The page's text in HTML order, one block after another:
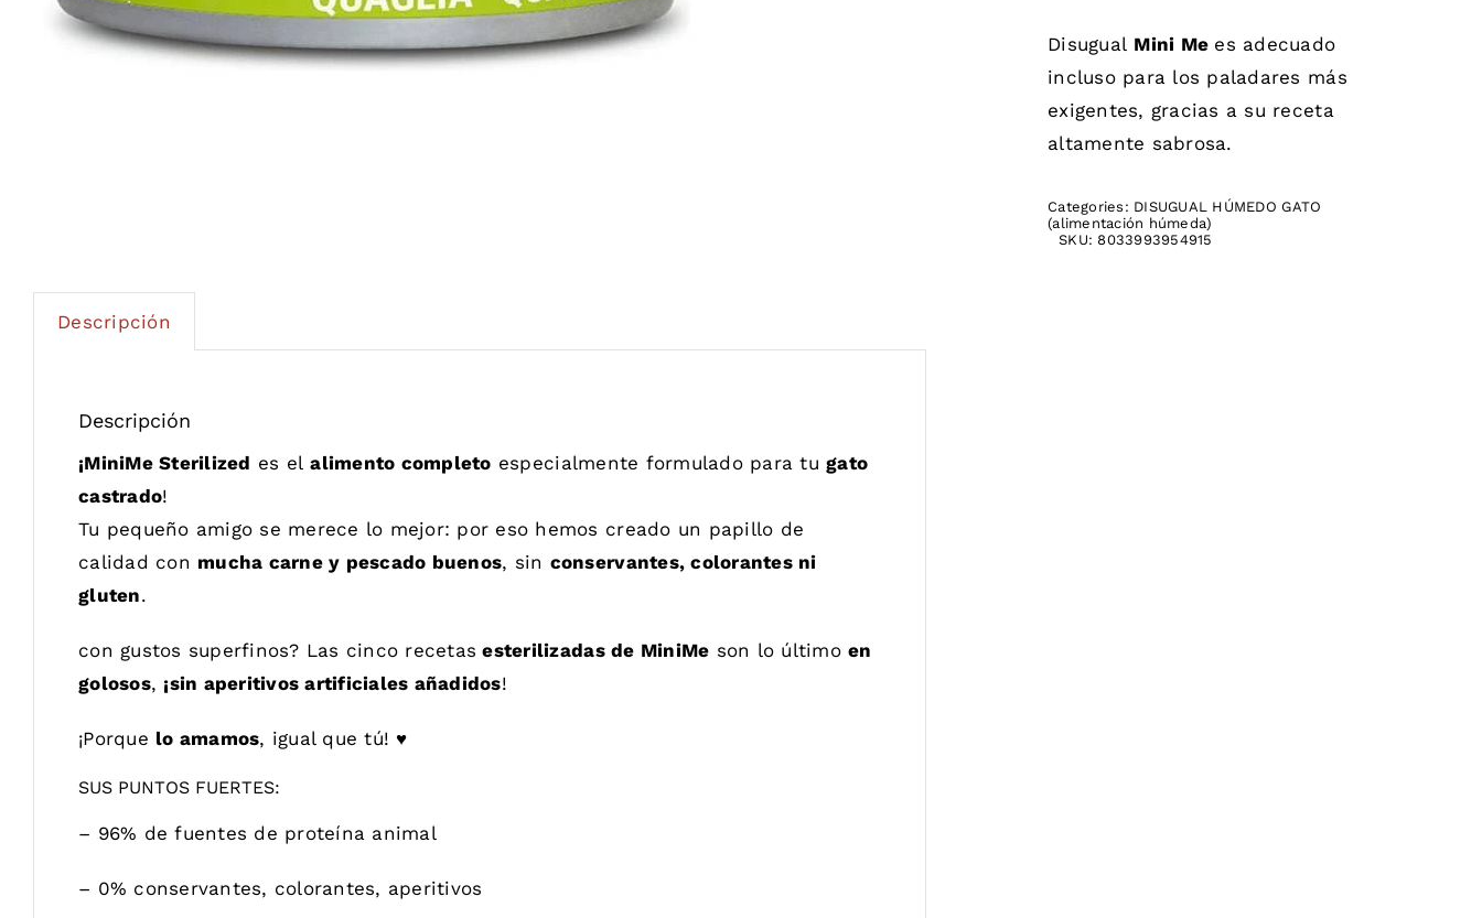
Descripción
Descripción
¡MiniMe Sterilized es elalimento completo especialmente formulado para tugato
castrado!
Tu pequeño amigo se merece lo mejor: por eso hemos creado un papillo de
calidad con mucha carne y pescado buenos, sin conservantes, colorantes ni
gluten.
con gustos superfinos? Las cinco recetas esterilizadas de MiniMe son lo últimoen
golosos, ¡sin aperitivos artificiales añadidos!
¡Porque lo amamos, igual que tú! ♥
SUS PUNTOS FUERTES:
– 96% de fuentes de proteína animal
– 0% conservantes, colorantes, aperitivos
Disugual Mini Me es adecuado
incluso para los paladares más
exigentes, gracias a su receta
altamente sabrosa.
Categories: DISUGUAL HÚMEDO GATO
(alimentación húmeda)
SKU: 8033993954915